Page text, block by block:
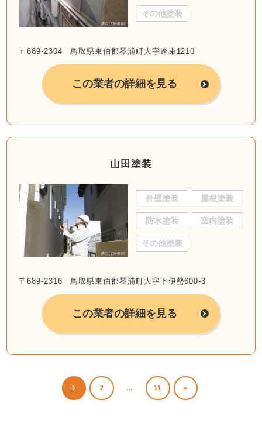
その他塗装
〒689-2304 鳥取県東伯郡琴浦町大字逢束1210
この業者の詳細を見る
山田塗装
外壁塗装 屋根塗装
防水塗装 室内塗装
その他塗装
〒689-2316 鳥取県東伯郡琴浦町大字下伊勢600-3
この業者の詳細を見る
1 2 … 11 >